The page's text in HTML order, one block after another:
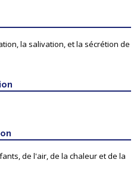
la salivation, et la sécrétion de
de l'air, de la chaleur et de la